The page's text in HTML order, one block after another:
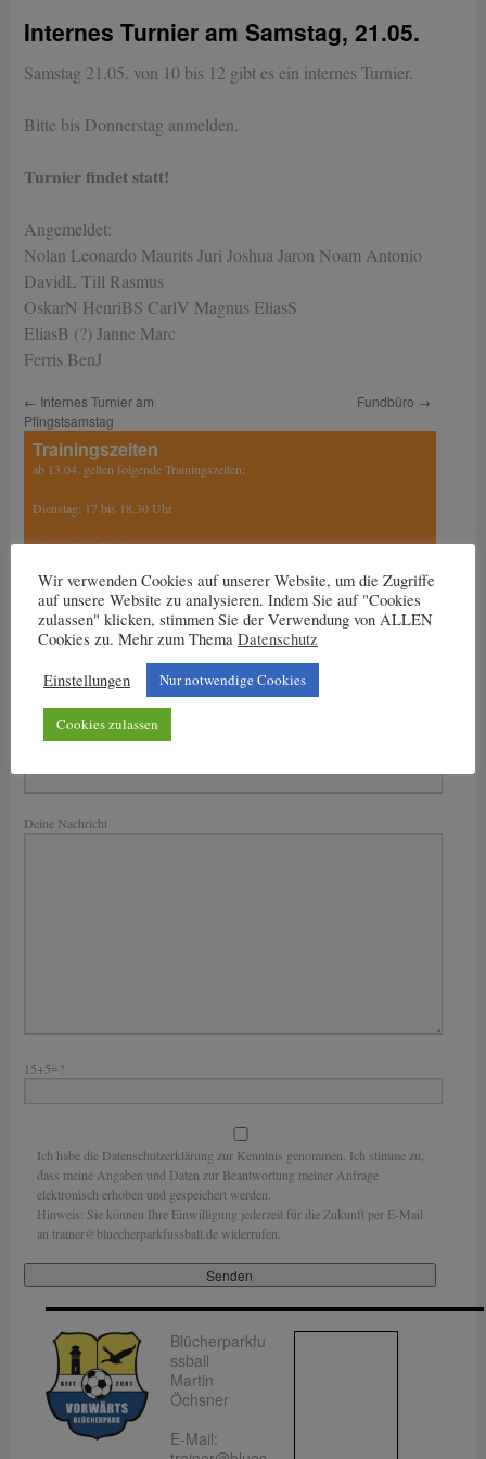
Internes Turnier am Samstag, 21.05.
Samstag 21.05. von 10 bis 12 gibt es ein internes Turnier.
Bitte bis Donnerstag anmelden.
Turnier findet statt!
Angemeldet:
Nolan Leonardo Maurits Juri Joshua Jaron Noam Antonio
DavidL Till Rasmus
OskarN HenriBS CarlV Magnus EliasS
EliasB (?) Janne Marc
Ferris BenJ
← Internes Turnier am
Pfingstsamstag
Fundbüro →
Trainingszeiten
ab 13.04. gelten folgende Trainingszeiten:
Dienstag: 17 bis 18.30 Uhr
Mittwoch und Freitag:
17 Uhr bis 18.30 Uhr
Nachricht an den Trainer
Dein Name
Deine Nachricht
15+5=?
Ich habe die Datenschutzerklärung zur Kenntnis genommen. Ich stimme zu,
dass meine Angaben und Daten zur Beantwortung meiner Anfrage
elektronisch erhoben und gespeichert werden.
Hinweis: Sie können Ihre Einwilligung jederzeit für die Zukunft per E-Mail
an trainer@bluecherparkfussball.de widerrufen.
Blücherparkfu
ssball
Martin
Öchsner
E-Mail:
Wir verwenden Cookies auf unserer Website, um die Zugriffe
auf unsere Website zu analysieren. Indem Sie auf "Cookies
zulassen" klicken, stimmen Sie der Verwendung von ALLEN
Cookies zu. Mehr zum Thema Datenschutz
Einstellungen
Nur notwendige Cookies
Cookies zulassen